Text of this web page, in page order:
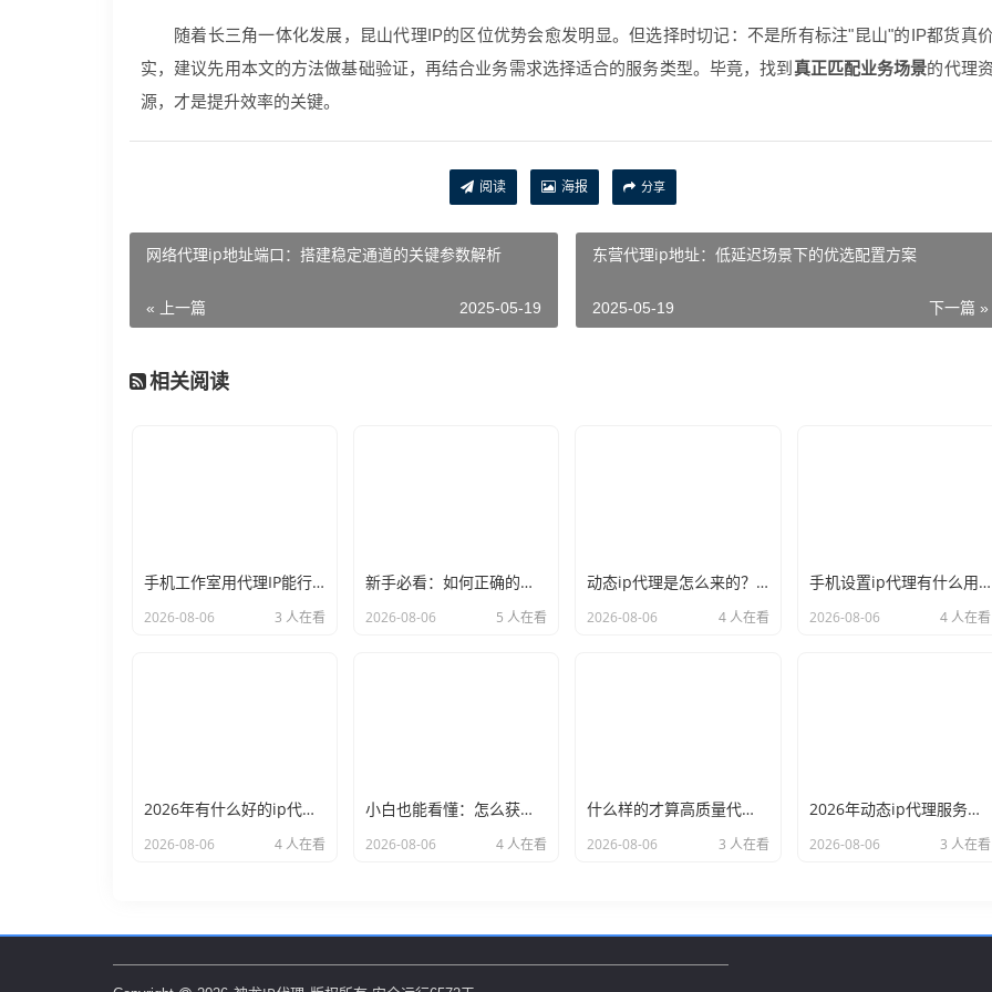
随着长三角一体化发展，昆山代理IP的区位优势会愈发明显。但选择时切记：不是所有标注"昆山"的IP都货真
实，建议先用本文的方法做基础验证，再结合业务需求选择适合的服务类型。毕竟，找到 真正匹配业务场景的代理
源，才是提升效率的关键。
阅读 海报 分享
网络代理ip地址端口：搭建稳定通道的关键参数解析
« 上一篇 2025-05-19
东营代理ip地址：低延迟场景下的优选配置方案
下一篇 »
2025-05-19
相关阅读
手机工作室用代理IP能行么？过来人的经验告诉你答案
2026-08-06 3 人在看
新手必看：如何正确的选择代理ip软件，别再交智商税了
2026-08-06 5 人在看
动态ip代理是怎么来的？背后的原理比你想象的精彩
2026-08-06 4 人在看
手机设置ip代理有什么用？不只是改定位那么简单
2026-08-06 4 人在看
2026年有什么好的ip代理软件？亲测后我只推荐这几个
2026-08-06 4 人在看
小白也能看懂：怎么获取代理ip和端口号，一步步教会你
2026-08-06 4 人在看
什么样的才算高质量代理ip？资深玩家总结了三个硬指标
2026-08-06 3 人在看
2026年动态ip代理服务商有哪些？这份清单建议收藏
2026-08-06 3 人在看